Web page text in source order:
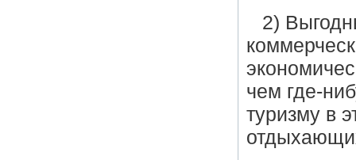
2)
чем где-
туризму в